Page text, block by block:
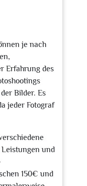
je nach
Erfahrung des
Bilder. Es
jeder Fotograf
und
150€ und